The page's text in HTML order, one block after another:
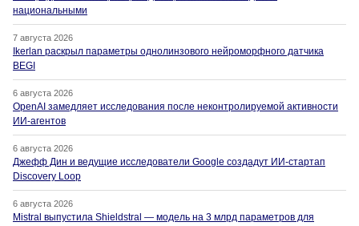
национальными
7 августа 2026
Ikerlan раскрыл параметры однолинзового нейроморфного датчика
BEGI
6 августа 2026
OpenAI замедляет исследования после неконтролируемой активности
ИИ-агентов
6 августа 2026
Джефф Дин и ведущие исследователи Google создадут ИИ-стартап
Discovery Loop
6 августа 2026
Mistral выпустила Shieldstral — модель на 3 млрд параметров для